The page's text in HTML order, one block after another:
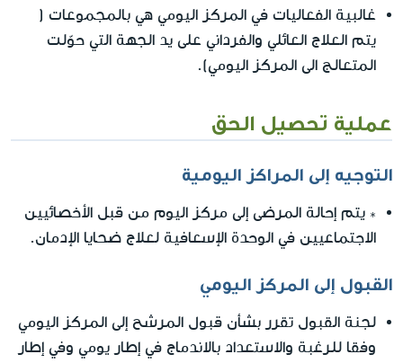
غالبية الفعاليات في المركز اليومي هي بالمجموعات (
يتم العلاج العائلي والفرداني على يد الجهة التي حوّلت
المتعالج الى المركز اليومي).
عملية تحصيل الحق
التوجيه إلى المراكز اليومية
* يتم إحالة المرضى إلى مركز اليوم من قبل الأخصائيين
الاجتماعيين في الوحدة الإسعافية لعلاج ضحايا الإدمان.
القبول إلى المركز اليومي
لجنة القبول تقرر بشأن قبول المرشح إلى المركز اليومي
وفقا للرغبة والاستعداد بالاندماج في إطار يومي وفي إطار